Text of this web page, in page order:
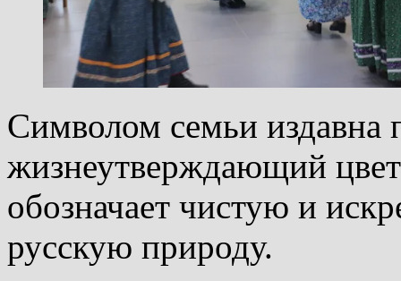
Символом семьи издавна
жизнеутверждающий
обозначает чистую и
русскую природу.